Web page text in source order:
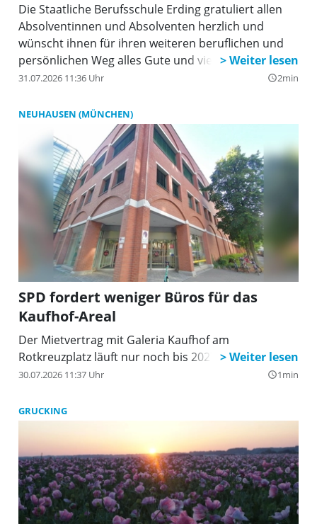
Die Staatliche Berufsschule Erding gratuliert allen
Absolventinnen und Absolventen herzlich und
wünscht ihnen für ihren weiteren beruflichen und
persönlichen Weg alles Gute und viel Erfolg.
31.07.2026 11:36 Uhr query_builder2min
NEUHAUSEN (MÜNCHEN)
SPD fordert weniger Büros für das
Kaufhof-Areal
Der Mietvertrag mit Galeria Kaufhof am
Rotkreuzplatz läuft nur noch bis 2027.
30.07.2026 11:37 Uhr query_builder1min
GRUCKING